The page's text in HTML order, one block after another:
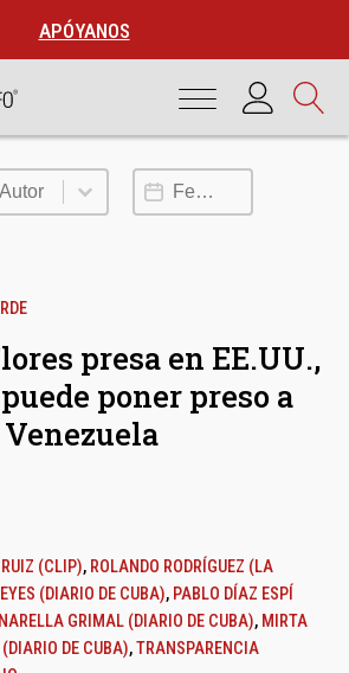
APÓYANOS
Autor
Autor Fecha de publicación
presa en EE.UU.,
poner preso a
RUIZ (CLIP), ROLANDO RODRÍGUEZ (LA
(DIARIO DE CUBA), PABLO DÍAZ ESPÍ
GRIMAL (DIARIO DE CUBA), MIRTA
DE CUBA),TRANSPARENCIA